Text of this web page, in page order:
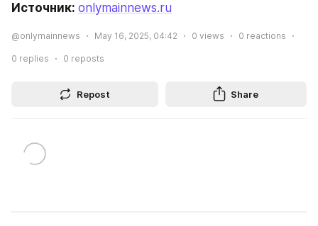
Источник: onlymainnews.ru
@onlymainnews May 16, 2025, 04:42 0 views 0 reactions
0 replies 0 reposts
Repost Share